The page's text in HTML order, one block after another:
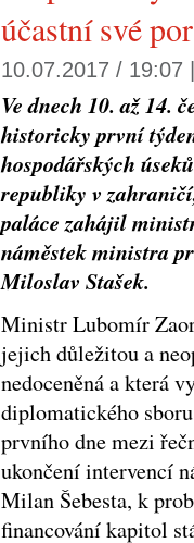
účastní své
10.07.2017 / 19:07
Ve dnech 10. až 14.
historicky první
hospodářských
republiky v
paláce zahájil
náměstek ministra
Miloslav Stašek.
Ministr Lubomír
jejich důležitou a
nedoceněná a která
diplomatického
prvního dne mezi
ukončení intervencí
Milan Šebesta, k
financování kapitol